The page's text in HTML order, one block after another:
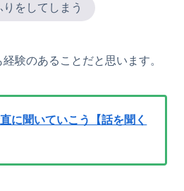
をしてしまう
験のあることだと思います。
に聞いていこう【話を聞く